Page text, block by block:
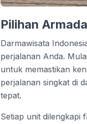
Pilihan
Darmawisata
perjalanan Anda.
untuk memastikan
perjalanan singkat di
tepat.
Setiap unit dilengkapi